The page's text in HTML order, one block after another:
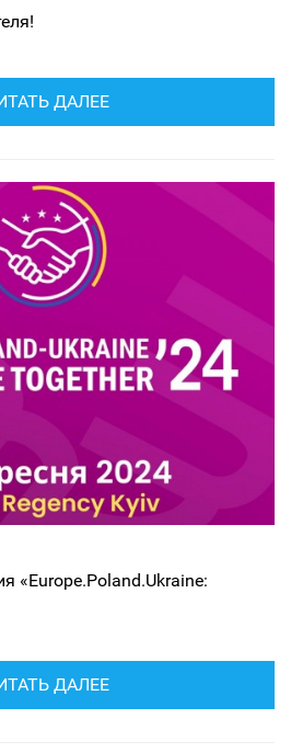
ДАЛЕЕ
«Europe.Poland.Ukraine:
ДАЛЕЕ